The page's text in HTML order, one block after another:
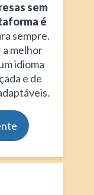
sem
é
sempre.
melhor
idioma
e de